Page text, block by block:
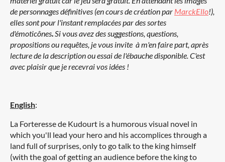
de personnages définitives (en cours de création par MarckEllo!),
elles sont pour l'instant remplacées par des sortes
d'émoticônes.Si vous avez des suggestions, questions,
propositions ou requêtes, je vous invite à m'en faire part, après
lecture de la description ou essai de l'ébauche disponible. C'est
avec plaisir que je recevrai vos idées !
English:
La Forteresse de Kudourt is a humorous visual novel in
which you'll lead your hero and his accomplices through a
land full of surprises, only to go talk to the king himself
(with the goal of getting an audience before the king to